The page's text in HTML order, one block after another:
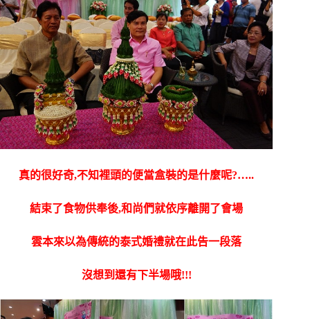
真的很好奇,不知裡頭的便當盒裝的是什麼呢?…..
結束了食物供奉後,和尚們就依序離開了會場
雲本來以為傳統的泰式婚禮就在此告一段落
沒想到還有下半場哦!!!